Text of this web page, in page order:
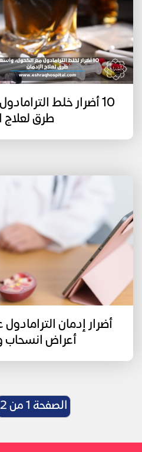
10 أضرار خلط
طرق لعلاج
أعراض انسحاب
الصفحة 1 من 2